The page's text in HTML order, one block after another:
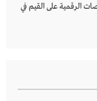
الرقمية على القيم في